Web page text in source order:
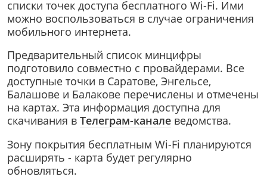
списки точек доступа бесплатного Wi-Fi. Ими
можно воспользоваться в случае ограничения
мобильного интернета.
Предварительный список минцифры
подготовило совместно с провайдерами. Все
доступные точки в Саратове, Энгельсе,
Балашове и Балакове перечислены и отмечены
на картах. Эта информация доступна для
скачивания в Телеграм-канале ведомства.
Зону покрытия бесплатным Wi-Fi планируются
расширять - карта будет регулярно
обновляться.